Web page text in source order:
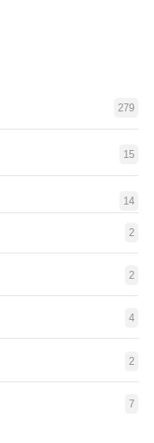
279
15
14
2
2
4
2
7